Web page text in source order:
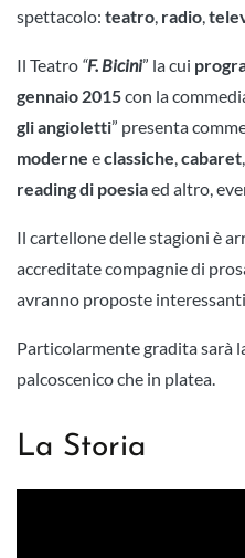
spettacolo: teatro radio
Il Teatro “F. Bicini” la cui
gennaio 2015con la
gli angioletti” presenta
moderne eclassiche cabaret
reading di poesiaed altro,
Il cartellone delle stagioni è
accreditate compagnie di
avranno proposte
Particolarmente gradita sarà
palcoscenico che in platea.
La Storia